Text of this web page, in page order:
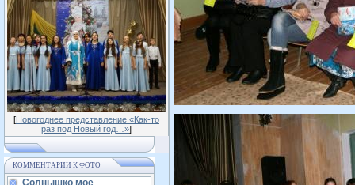
[Новогоднее представление «Как-то
раз под Новый год…»]
КОММЕНТАРИИ К ФОТО
Солнышко моё